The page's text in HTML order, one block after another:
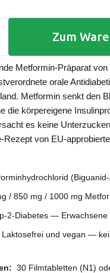
Zum
Metformin-Präparat
orale
Metformin senkt den
die körpereigene
es keine
von EU-
/ 850 mg / 1000 mg
2-Diabetes — Erwachsene
Laktosefrei und vegan —
30 Filmtabletten (N1)